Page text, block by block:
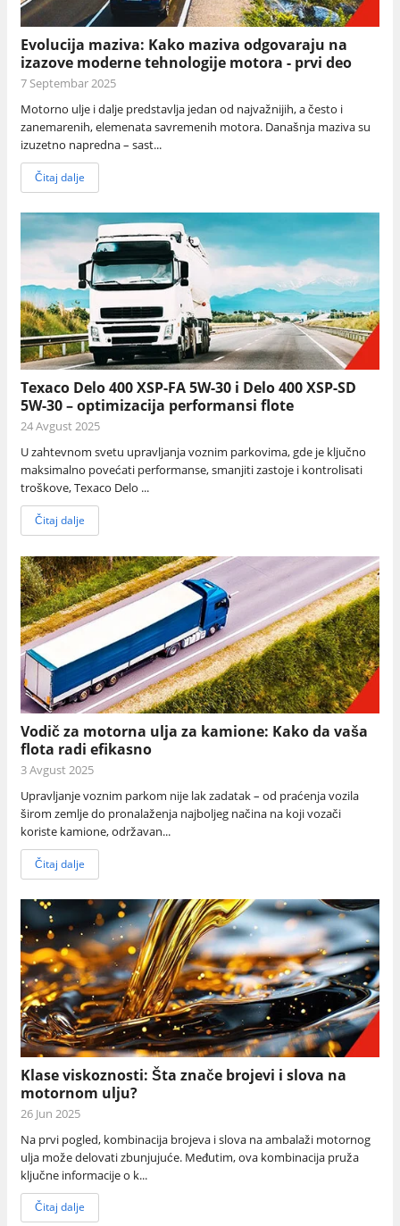
Evolucija maziva: Kako maziva odgovaraju na
izazove moderne tehnologije motora - prvi deo
7 Septembar 2025
Motorno ulje i dalje predstavlja jedan od najvažnijih, a često i
zanemarenih, elemenata savremenih motora. Današnja maziva su
izuzetno napredna – sast...
Čitaj dalje
Texaco Delo 400 XSP-FA 5W-30 i Delo 400 XSP-SD
5W-30 – optimizacija performansi flote
24 Avgust 2025
U zahtevnom svetu upravljanja voznim parkovima, gde je ključno
maksimalno povećati performanse, smanjiti zastoje i kontrolisati
troškove, Texaco Delo ...
Čitaj dalje
Vodič za motorna ulja za kamione: Kako da vaša
flota radi efikasno
3 Avgust 2025
Upravljanje voznim parkom nije lak zadatak – od praćenja vozila
širom zemlje do pronalaženja najboljeg načina na koji vozači
koriste kamione, održavan...
Čitaj dalje
Klase viskoznosti: Šta znače brojevi i slova na
motornom ulju?
26 Jun 2025
Na prvi pogled, kombinacija brojeva i slova na ambalaži motornog
ulja može delovati zbunjujuće. Međutim, ova kombinacija pruža
ključne informacije o k...
Čitaj dalje